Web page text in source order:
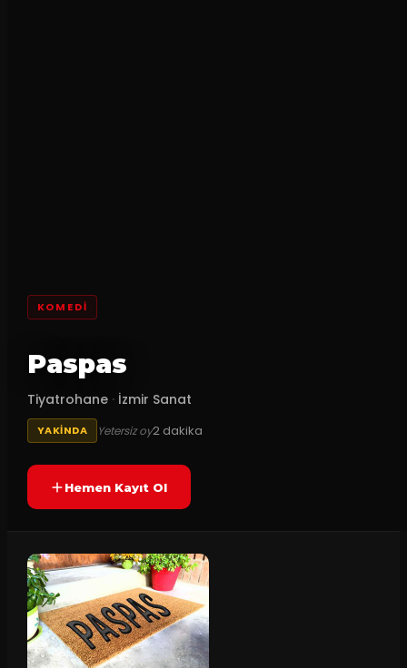
KOMEDI
Paspas
Tiyatrohane · İzmir Sanat
YAKINDA Yetersiz oy2 dakika
Hemen Kayıt Ol